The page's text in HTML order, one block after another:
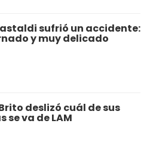
sufrió un accidente:
y muy delicado
deslizó cuál de sus
se va de LAM